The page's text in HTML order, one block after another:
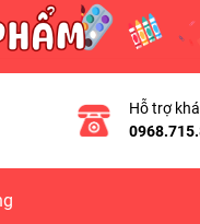
Hỗ trợ